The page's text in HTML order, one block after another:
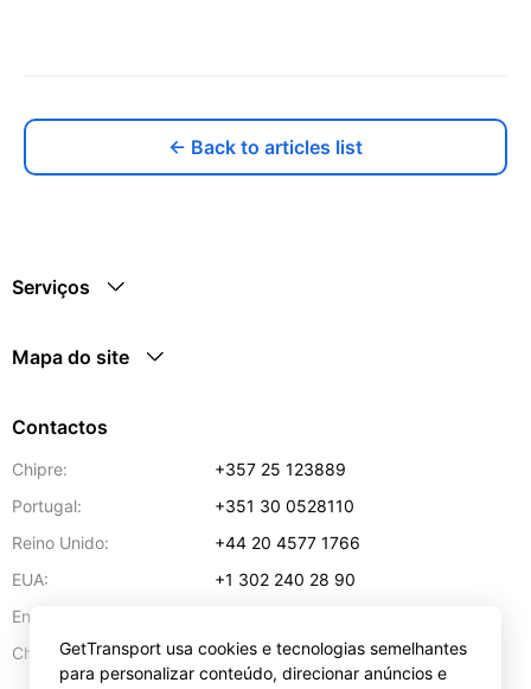
← Back to articles list
Serviços
Mapa do site
Contactos
Chipre:
+357 25 123889
Portugal:
+351 30 0528110
Reino Unido:
+44 20 4577 1766
EUA:
+1 302 240 28 90
Endereço de e-mail:
Chipre:
57 Spyrou Kyprianou,Lárnaca 6051
GetTransport usa cookies e tecnologias semelhantes
para personalizar conteúdo, direcionar anúncios e